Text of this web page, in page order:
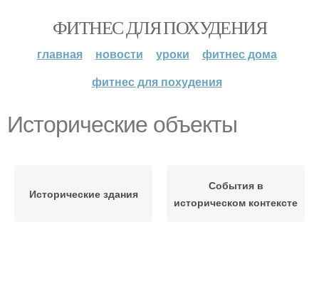
ФИТНЕС ДЛЯ ПОХУДЕНИЯ
главная новости уроки
фитнес дома
фитнес для похудения
Исторические объекты
Исторические здания
События в
историческом контексте